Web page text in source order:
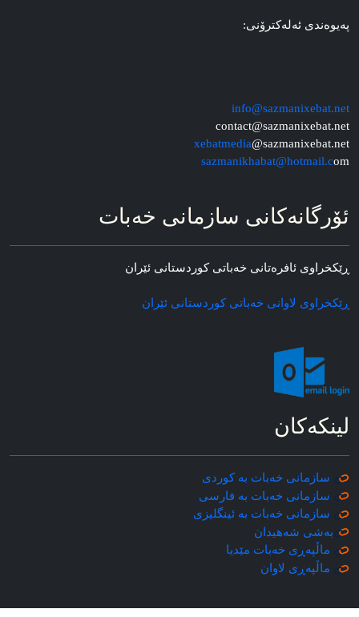
په‌یوه‌ندی ئه‌له‌کترۆنی:
info@sazmanixebat.net
contact@sazmanixebat.net
xebatmedia@sazmanixebat.net
sazmanikhabat@hotmail.com
ئۆرگانه‌کانی سازمانی خه‌بات
ڕێکخراوی ئافره‌تانی خه‌باتی کوردستانی ئێران
ڕێکخراوی لاوانی خه‌باتی کوردستانی ئێران
لینکه‌کان
سازمانی خه‌بات به کوردی
سازمانی خه‌بات به فارسی
سازمانی خه‌بات به ئینگلیزی
به‌شی شه‌هیدان
ماڵپه‌ڕی خه‌بات مێدیا
ماڵپه‌ڕی لاوان